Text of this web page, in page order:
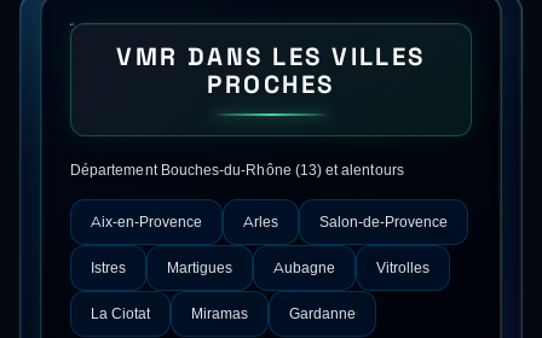
VMR DANS LES VILLES
PROCHES
Département Bouches-du-Rhône (13) et alentours
Aix-en-Provence Arles Salon-de-Provence
Istres Martigues Aubagne Vitrolles
La Ciotat Miramas Gardanne